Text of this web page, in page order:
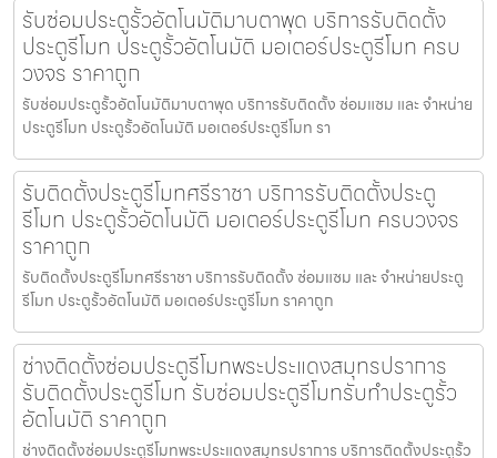
รับซ่อมประตูรั้วอัตโนมัติมาบตาพุด บริการรับติดตั้ง
ประตูรีโมท ประตูรั้วอัตโนมัติ มอเตอร์ประตูรีโมท ครบ
วงจร ราคาถูก
รับซ่อมประตูรั้วอัตโนมัติมาบตาพุด บริการรับติดตั้ง ซ่อมแซม และ จำหน่าย
ประตูรีโมท ประตูรั้วอัตโนมัติ มอเตอร์ประตูรีโมท รา
รับติดตั้งประตูรีโมทศรีราชา บริการรับติดตั้งประตู
รีโมท ประตูรั้วอัตโนมัติ มอเตอร์ประตูรีโมท ครบวงจร
ราคาถูก
รับติดตั้งประตูรีโมทศรีราชา บริการรับติดตั้ง ซ่อมแซม และ จำหน่ายประตู
รีโมท ประตูรั้วอัตโนมัติ มอเตอร์ประตูรีโมท ราคาถูก
ช่างติดตั้งซ่อมประตูรีโมทพระประแดงสมุทรปราการ
รับติดตั้งประตูรีโมท รับซ่อมประตูรีโมทรับทำประตูรั้ว
อัตโนมัติ ราคาถูก
ช่างติดตั้งซ่อมประตูรีโมทพระประแดงสมุทรปราการ บริการติดตั้งประตูรั้ว